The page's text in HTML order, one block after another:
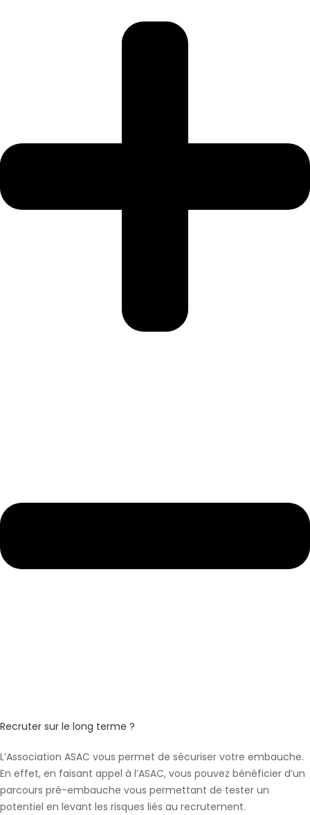
Recruter sur le long terme ?
L’Association ASAC vous permet de sécuriser votre embauche.
En effet, en faisant appel à l’ASAC, vous pouvez bénéficier d’un
parcours pré-embauche vous permettant de tester un
potentiel en levant les risques liés au recrutement.